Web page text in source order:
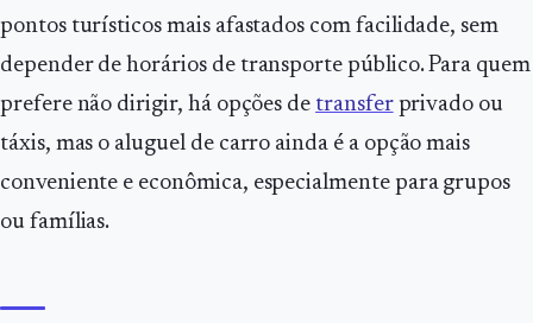
pontos turísticos mais afastados com facilidade, sem
depender de horários de transporte público. Para quem
prefere não dirigir, há opções de transferprivado ou
táxis, mas o aluguel de carro ainda é a opção mais
conveniente e econômica, especialmente para grupos
ou famílias.